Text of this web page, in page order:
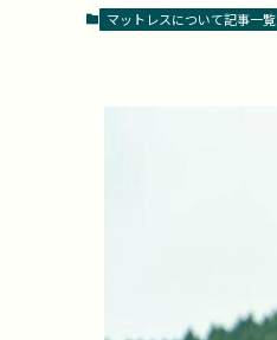
マットレスについて記事一覧